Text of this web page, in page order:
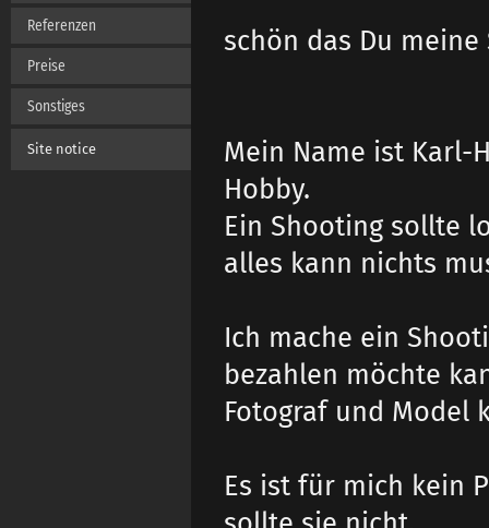
Referenzen
Preise
Sonstiges
Site notice
schön das Du
Mein Name ist Karl-
Hobby.
Ein Shooting sollte
alles kann nichts
Ich mache ein
bezahlen möchte
Fotograf und Model
Es ist für mich kein